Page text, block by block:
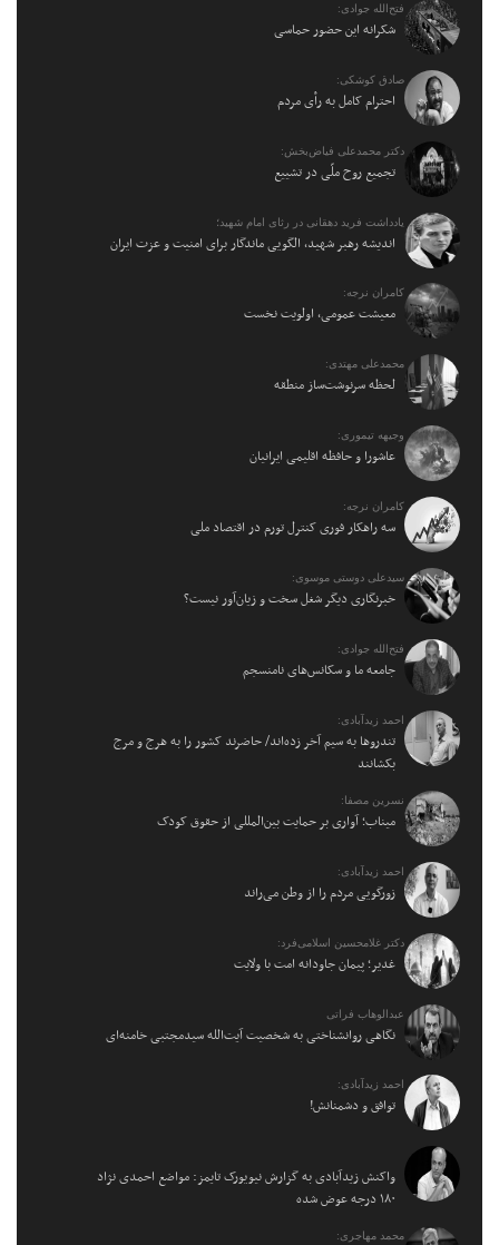
فتح‌الله جوادی:
شکرانه این حضور حماسی
صادق کوشکی:
احترام کامل به رأی مردم
دکتر محمدعلی فیاض‌بخش:
تجمیع روح ملّی در تشییع
یادداشت فرید دهقانی در رثای امام شهید؛
اندیشه رهبر شهید، الگویی ماندگار برای امنیت و عزت ایران
کامران نرجه:
معیشت عمومی، اولویت نخست
محمدعلی مهتدی:
لحظه سرنوشت‌ساز منطقه
وجیهه تیموری:
عاشورا و حافظه اقلیمی ایرانیان
کامران نرجه:
سه راهکار فوری کنترل تورم در اقتصاد ملی
سیدعلی دوستی موسوی:
خبرنگاری دیگر شغل سخت و زیان‌آور نیست؟
فتح‌الله جوادی:
جامعه ما و سکانس‌های نامنسجم
احمد زیدآبادی:
تندروها به سیم آخر زده‌اند/ حاضرند کشور را به هرج و مرج
بکشانند
نسرین مصفا:
میناب؛ آواری بر حمایت بین‌المللی از حقوق کودک
احمد زیدآبادی:
زورگویی مردم را از وطن می‌راند
دکتر غلامحسین اسلامی‌فرد:
غدیر؛ پیمان جاودانه امت با ولایت
عبدالوهاب فراتی
نگاهی روانشناختی به شخصیت آیت‌الله سیدمجتبی خامنه‌ای
احمد زیدآبادی:
توافق و دشمنانش!
واکنش زیدآبادی به گزارش نیویورک تایمز: مواضع احمدی نژاد
۱۸۰ درجه عوض شده
محمد مهاجری: